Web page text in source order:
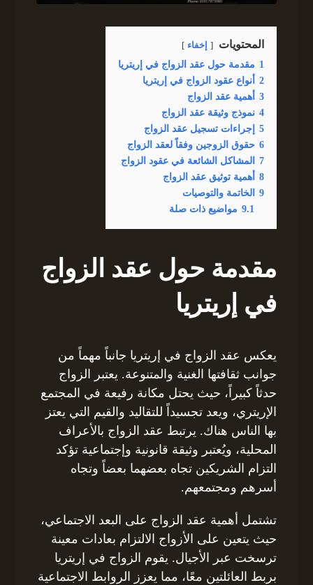
المحتويات إخفاء
1 مقدمة حول عقد الزواج في إريتريا
2
أنواع عقود الزواج في إريتريا
3
أهمية عقد الزواج
4 نموذج وثيقة عقد الزواج
5
إجراءات تسجيل عقد الزواج
6 حقوق الزوجين وفقاً لعقد الزواج
7
المشاكل الشائعة في عقود الزواج
8
أهمية توثيق عقد الزواج
9
الخاتمة والتوصيات
9.1 مواضيع ذات صلة
مقدمة حول عقد الزواج
في إريتريا
يعكس عقد الزواج في إريتريا جانباً مهماً من
جوانب ثقافتها الغنية والمتنوعة. يعتبر الزواج
حدثاً كبيراً، حيث يحتل مكانة رفيعة في المجتمع
الإريتري، ويعد تجسيداً للتقاليد والقيم التي يعتز
بها الناس هناك. يرتبط عقد الزواج بالأعراف
المحلية، ويُعتبر وثيقة قانونية وإجتماعية تؤكد
التزام الشريكين تجاه بعضهما بعضاً وتجاه
أسرهم ومجتمعهم.
تشتمل أهمية عقد الزواج على البعد الاجتماعي،
حيث يتعين على الأزواج الالتزام بعادات معينة
ترسخت عبر الأجيال. يقوم الزواج في إريتريا
بربط العائلتين معًا، مما يعزز الروابط الاجتماعية